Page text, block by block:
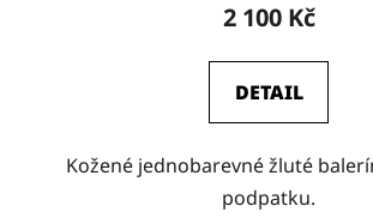
2 100 Kč
DETAIL
Kožené jednobarevné žluté
podpatku.